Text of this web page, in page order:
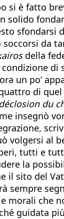
si è fatto
solido
sfondarsi
da
della
di
un po’
di
déclosion du
insegnò
volgersi al
tutti e
la
il sito del
sempre
morali che
guidata